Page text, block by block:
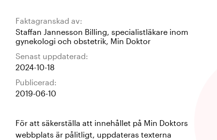
Faktagranskad av:
Staffan Jannesson Billing, specialistläkare inom
gynekologi och obstetrik, Min Doktor
Senast uppdaterad:
2024-10-18
Publicerad:
2019-06-10
För att säkerställa att innehållet på Min Doktors
webbplats är pålitligt, uppdateras texterna